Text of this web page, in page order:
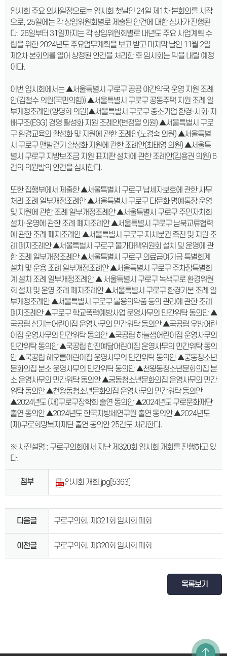
임시회 주요 의사일정으로는 임시회 첫날인 24일 제1차 본회의를 시작
으로, 25일에는 각 상임위원회별로 제출된 안건에 대한 심사가 진행된
다. 26일부터 31일까지는 각 상임위원회별로 내년도 주요 사업계획 수
립을 위한 2024년도 주요업무계획을 보고 받고 마지막 날인 11월 2일
제2차 본회의를 열어 상정된 안건을 처리한 후 임시회는 막을 내릴 예정
이다.
이번 임시회에서는 ▲서울특별시 구로구 공공 야간약국 운영 지원 조례
안(김철수 의원(국민의힘)) ▲서울특별시 구로구 공동주택 지원 조례 일
부개정조례안(양명희 의원)▲서울특별시 구로구 중소기업 환경·사회·지
배구조(ESG) 경영 활성화 지원 조례안(변정열 의원) ▲서울특별시 구로
구 환경교육의 활성화 및 지원에 관한 조례안(노경숙 의원) ▲서울특별
시 구로구 맨발걷기 활성화 지원에 관한 조례안(최태영 의원) ▲서울특
별시 구로구 지방보조금 지원 표지판 설치에 관한 조례안(김용권 의원) 6
건의 의원발의 안건을 심사한다.
또한 집행부에서 제출한 ▲서울특별시 구로구 납세자보호에 관한 사무
처리 조례 일부개정조례안 ▲서울특별시 구로구 다문화 명예통장 운영
및 지원에 관한 조례 일부개정조례안 ▲서울특별시 구로구 주민자치회
설치·운영에 관한 조례 폐지조례안 ▲서울특별시 구로구 남북교류협력
에 관한 조례 폐지조례안 ▲서울특별시 구로구 자치분권 촉진 및 지원 조
례 폐지조례안 ▲서울특별시 구로구 물가대책위원회 설치 및 운영에 관
한 조례 일부개정조례안 ▲서울특별시 구로구 의료급여기금 특별회계
설치 및 운용 조례 일부개정조례안 ▲서울특별시 구로구 주차장특별회
계 설치 조례 일부개정조례안 ▲ 서울특별시 구로구 녹색구로 환경위원
회 설치 및 운영 조례 폐지조례안 ▲서울특별시 구로구 환경기본 조례 일
부개정조례안 ▲서울특별시 구로구 불용의약품 등의 관리에 관한 조례
폐지조례안 ▲구로구 학교폭력예방사업 운영사무의 민간위탁 동의안 ▲
국공립 섬기는어린이집 운영사무의 민간위탁 동의안 ▲국공립 우방어린
이집 운영사무의 민간위탁 동의안 ▲국공립 하늘샘어린이집 운영사무의
민간위탁 동의안 ▲국공립 한진예닮어린이집 운영사무의 민간위탁 동의
안 ▲국공립 해오름어린이집 운영사무의 민간위탁 동의안 ▲궁동청소년
문화의집 분소 운영사무의 민간위탁 동의안 ▲천왕동청소년문화의집 분
소 운영사무의 민간위탁 동의안 ▲궁동청소년문화의집 운영사무의 민간
위탁 동의안 ▲천왕동청소년문화의집 운영사무의 민간위탁 동의안
▲2024년도 (재)구로구장학회 출연 동의안 ▲2024년도 구로문화재단
출연 동의안 ▲2024년도 한국지방세연구원 출연 동의안 ▲2024년도
(재)구로희망복지재단 출연 동의안 25건도 처리한다.
※ 사진설명 : 구로구의회에서 지난 제320회 임시회 개회를 진행하고 있
다.
첨부 임시회 개회.jpg [5363]
다음글 구로구의회, 제321회 임시회 폐회
이전글 구로구의회, 제320회 임시회 폐회
목록보기